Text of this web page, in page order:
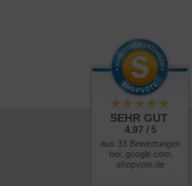
SEHR GUT
4.97 / 5
aus 33 Bewertungen
bei: google.com,
shopvote.de